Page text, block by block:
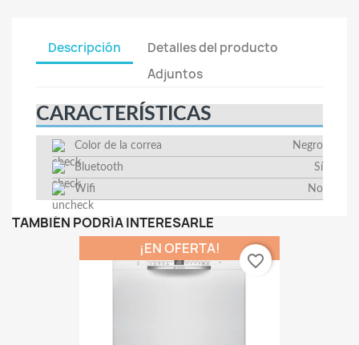
Descripción
Detalles del producto
Adjuntos
CARACTERÍSTICAS
Color de la correa
Negro
Bluetooth
Sí
Wifi
No
TAMBIÉN PODRÍA INTERESARLE
¡EN OFERTA!
favorite_border